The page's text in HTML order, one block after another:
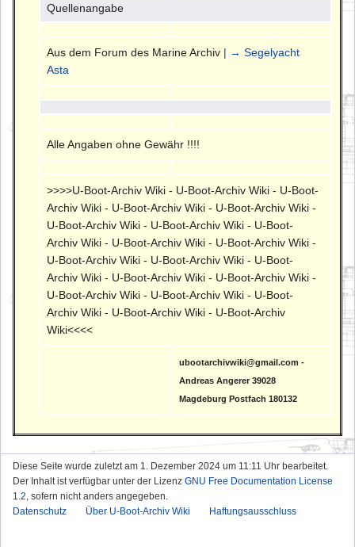
Quellenangabe
Aus dem Forum des Marine Archiv | → Segelyacht
Asta
Alle Angaben ohne Gewähr !!!!
>>>>U-Boot-Archiv Wiki - U-Boot-Archiv Wiki - U-Boot-
Archiv Wiki - U-Boot-Archiv Wiki - U-Boot-Archiv Wiki -
U-Boot-Archiv Wiki - U-Boot-Archiv Wiki - U-Boot-
Archiv Wiki - U-Boot-Archiv Wiki - U-Boot-Archiv Wiki -
U-Boot-Archiv Wiki - U-Boot-Archiv Wiki - U-Boot-
Archiv Wiki - U-Boot-Archiv Wiki - U-Boot-Archiv Wiki -
U-Boot-Archiv Wiki - U-Boot-Archiv Wiki - U-Boot-
Archiv Wiki - U-Boot-Archiv Wiki - U-Boot-Archiv
Wiki<<<<
ubootarchivwiki@gmail.com -
Andreas Angerer 39028
Magdeburg Postfach 180132
Diese Seite wurde zuletzt am 1. Dezember 2024 um 11:11 Uhr bearbeitet.
Der Inhalt ist verfügbar unter der Lizenz GNU Free Documentation License
1.2, sofern nicht anders angegeben.
Datenschutz
Über U-Boot-Archiv Wiki Haftungsausschluss